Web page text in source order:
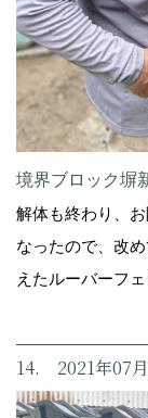
境界ブロック塀
解体も終わり、
なったので、改
えたルーバーフ
14. 2021年07